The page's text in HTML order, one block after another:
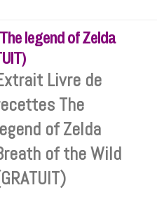
legend of Zelda
Livre de
The
of Zelda
of the Wild